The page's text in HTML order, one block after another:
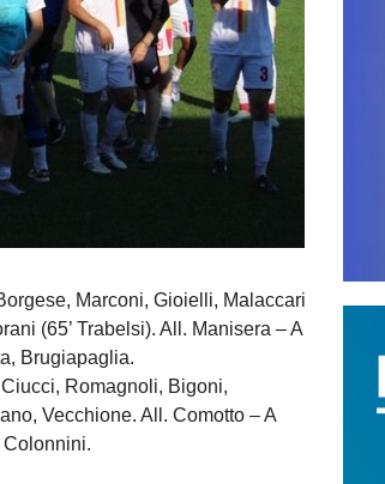
Marconi, Gioielli, Malaccari
(65’ Trabelsi). All. Manisera – A
Brugiapaglia.
Romagnoli, Bigoni,
Vecchione. All. Comotto – A